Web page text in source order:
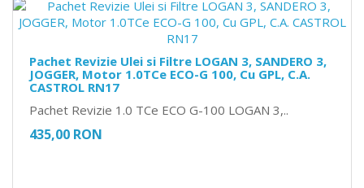
Pachet Revizie Ulei si Filtre LOGAN 3, SANDERO 3,
JOGGER, Motor 1.0TCe ECO-G 100, Cu GPL, C.A.
CASTROL RN17
Pachet Revizie 1.0 TCe ECO G-100 LOGAN 3,..
435,00 RON